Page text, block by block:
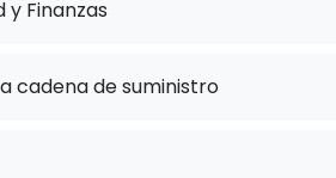
Finanzas
cadena de suministro